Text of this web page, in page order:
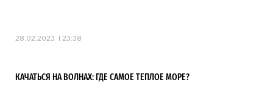
28.02.2023 23:38
КАЧАТЬСЯ НА ВОЛНАХ: ГДЕ САМОЕ ТЕПЛОЕ МОРЕ?